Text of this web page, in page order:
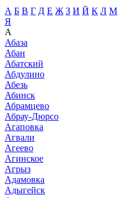
А Б В Г Д Е Ж З И Й К Л М
Я
А
Абаза
Абан
Абатский
Абдулино
Абезь
Абинск
Абрамцево
Абрау-Дюрсо
Агаповка
Агвали
Агеево
Агинское
Агрыз
Адамовка
Адыгейск